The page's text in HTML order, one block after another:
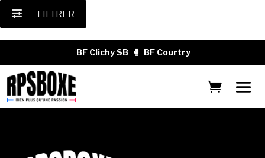
FILTRER
BF Clichy SB 🥊 BF Courtry